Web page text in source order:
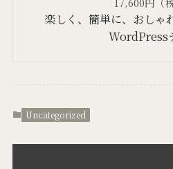
楽しく、簡単に、おしゃ
WordPress
Uncategorized